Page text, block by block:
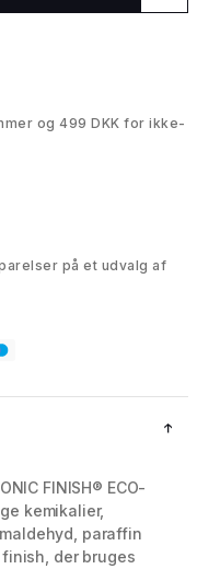
og 499 DKK for ikke-
på et udvalg af
FINISH® ECO-
kemikalier,
paraffin
der bruges